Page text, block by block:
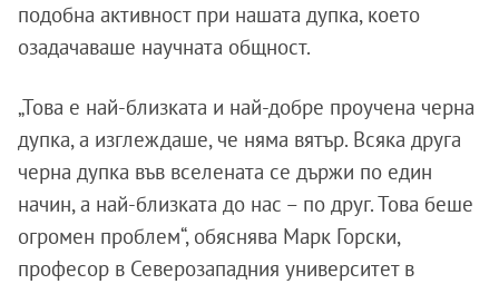
подобна активност при нашата дупка, което
озадачаваше научната общност.
„Това е най-близката и най-добре проучена черна
дупка, а изглеждаше, че няма вятър. Всяка друга
черна дупка във вселената се държи по един
начин, а най-близката до нас – по друг. Това беше
огромен проблем“, обяснява Марк Горски,
професор в Северозападния университет в